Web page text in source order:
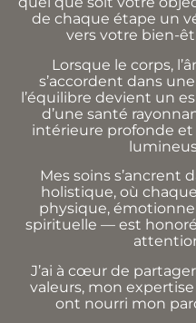
de chaque étape un
vers votre bien-
Lorsque le corps,
s’accordent dans
l’équilibre devient un
d’une santé
intérieure profonde et
Mes soins s’ancrent
holistique, où
physique,
spirituelle — est
J’ai à cœur de
valeurs, mon
ont nourri mon